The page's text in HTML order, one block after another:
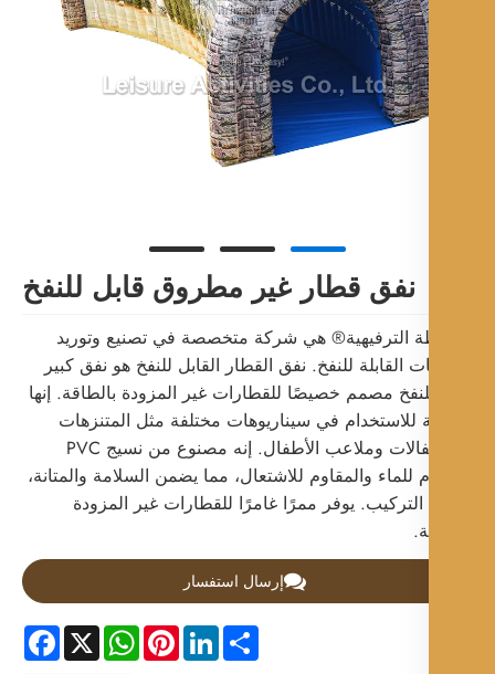
نفق قطار غير مطروق قابل للنفخ
الترفيهية® هي شركة متخصصة في تصنيع وتوريد
القابلة للنفخ. نفق القطار القابل للنفخ هو نفق كبير
مصمم خصيصًا للقطارات غير المزودة بالطاقة. إنها
للاستخدام في سيناريوهات مختلفة مثل المتنزهات
والكرنفالات وملاعب الأطفال. إنه مصنوع من نسيج PVC
للماء والمقاوم للاشتعال، مما يضمن السلامة والمتانة،
يوفر ممرًا غامرًا للقطارات غير المزودة
إرسال استفسار
Facebook X
WhatsAppPinterestLinkedIn